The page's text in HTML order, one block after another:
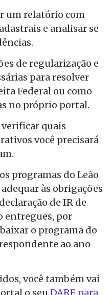
um relatório com
e analisar se
de regularização e
para resolver
Federal ou como
no próprio portal.
quais
você precisará
programas do Leão
às obrigações
de IR de
entregues, por
o programa do
ao ano
você também vai
o seu DARF para